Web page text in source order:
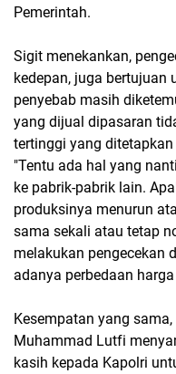
Pemerintah.
Sigit menekankan,
kedepan, juga bertujuan
penyebab masih
yang dijual dipasaran
tertinggi yang ditetapkan
"Tentu ada hal yang
ke pabrik-pabrik lain.
produksinya menurun
sama sekali atau tetap
melakukan pengecekan
adanya perbedaan
Kesempatan yang
Muhammad Lutfi
kasih kepada Kapolri